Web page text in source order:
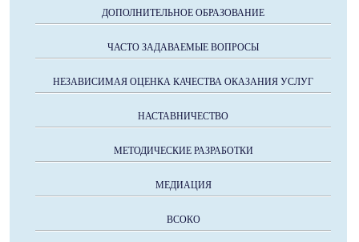
ДОПОЛНИТЕЛЬНОЕ ОБРАЗОВАНИЕ
ЧАСТО ЗАДАВАЕМЫЕ ВОПРОСЫ
НЕЗАВИСИМАЯ ОЦЕНКА КАЧЕСТВА ОКАЗАНИЯ УСЛУГ
НАСТАВНИЧЕСТВО
МЕТОДИЧЕСКИЕ РАЗРАБОТКИ
МЕДИАЦИЯ
ВСОКО